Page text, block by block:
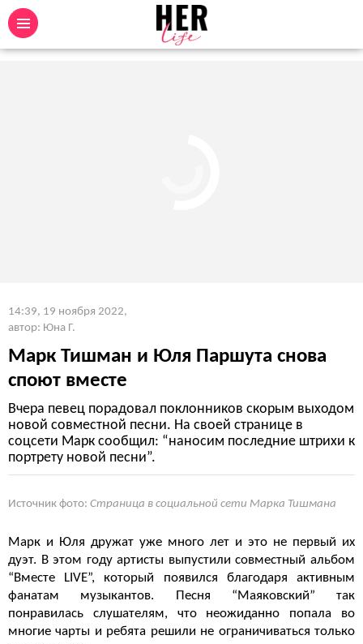
14:39, 19 ноября 2022,
автор: Юна Г.
Марк Тишман и Юля Паршута снова
споют вместе
Вчера певец порадовал поклонников скорым выходом
новой совместной песни. На своей странице в
соцсети Марк сообщил: “наносим последние штрихи к
портрету новой песни”.
Источник фото: Страница в социальной сети Марка Тишмана
Марк и Юля дружат уже много лет и это не первый их
дуэт. В этом году артисты выпустили совместный альбом
“Вместе LIVE”, который появился благодаря активным
фанатам музыкантов. Песня “Маяковский” так
понравилась слушателям, что неожиданно попала во
многие чарты и ребята решили не ограничиваться только